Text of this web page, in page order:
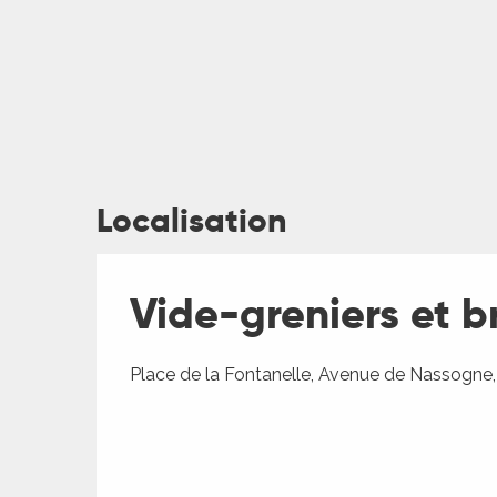
Localisation
Vide-greniers et
Place de la Fontanelle, Avenue de